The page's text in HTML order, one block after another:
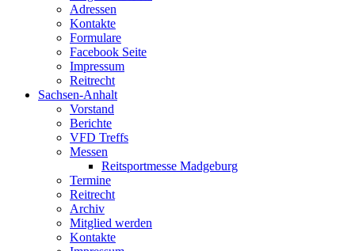
Adressen
Kontakte
Formulare
Facebook Seite
Impressum
Reitrecht
Sachsen-Anhalt
Vorstand
Berichte
VFD Treffs
Messen
Reitsportmesse Madgeburg
Termine
Reitrecht
Archiv
Mitglied werden
Kontakte